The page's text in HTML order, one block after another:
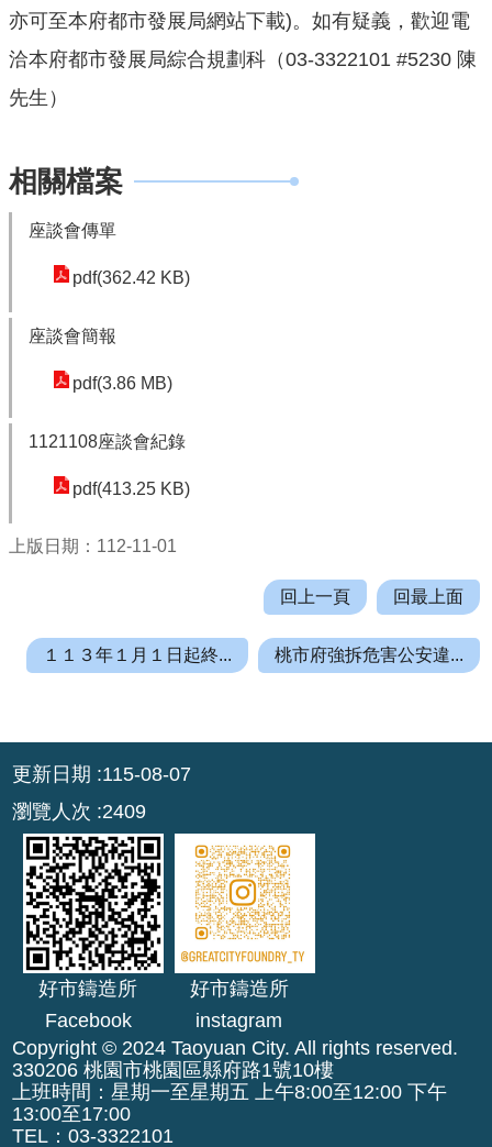
l
s
h
園
市
政
n
g
隱
私
權
政
策
網
站
政
策
政
府
亦可至本府都市發展局網站下載)。如有疑義，歡迎電
洽本府都市發展局綜合規劃科（03-3322101 #5230 陳
先生）
相關檔案
座談會傳單
pdf(362.42 KB)
座談會簡報
pdf(3.86 MB)
1121108座談會紀錄
pdf(413.25 KB)
上版日期：112-11-01
回上一頁 回最上面
１１３年１月１日起終... 桃市府強拆危害公安違...
更新日期 115-08-07
瀏覽人次
2409
好市鑄造所
Facebook
好市鑄造所
instagram
Copyright © 2024 Taoyuan City. All rights reserved.
330206 桃園市桃園區縣府路1號10樓
上班時間：星期一至星期五 上午8:00至12:00 下午
13:00至17:00
TEL：03-3322101